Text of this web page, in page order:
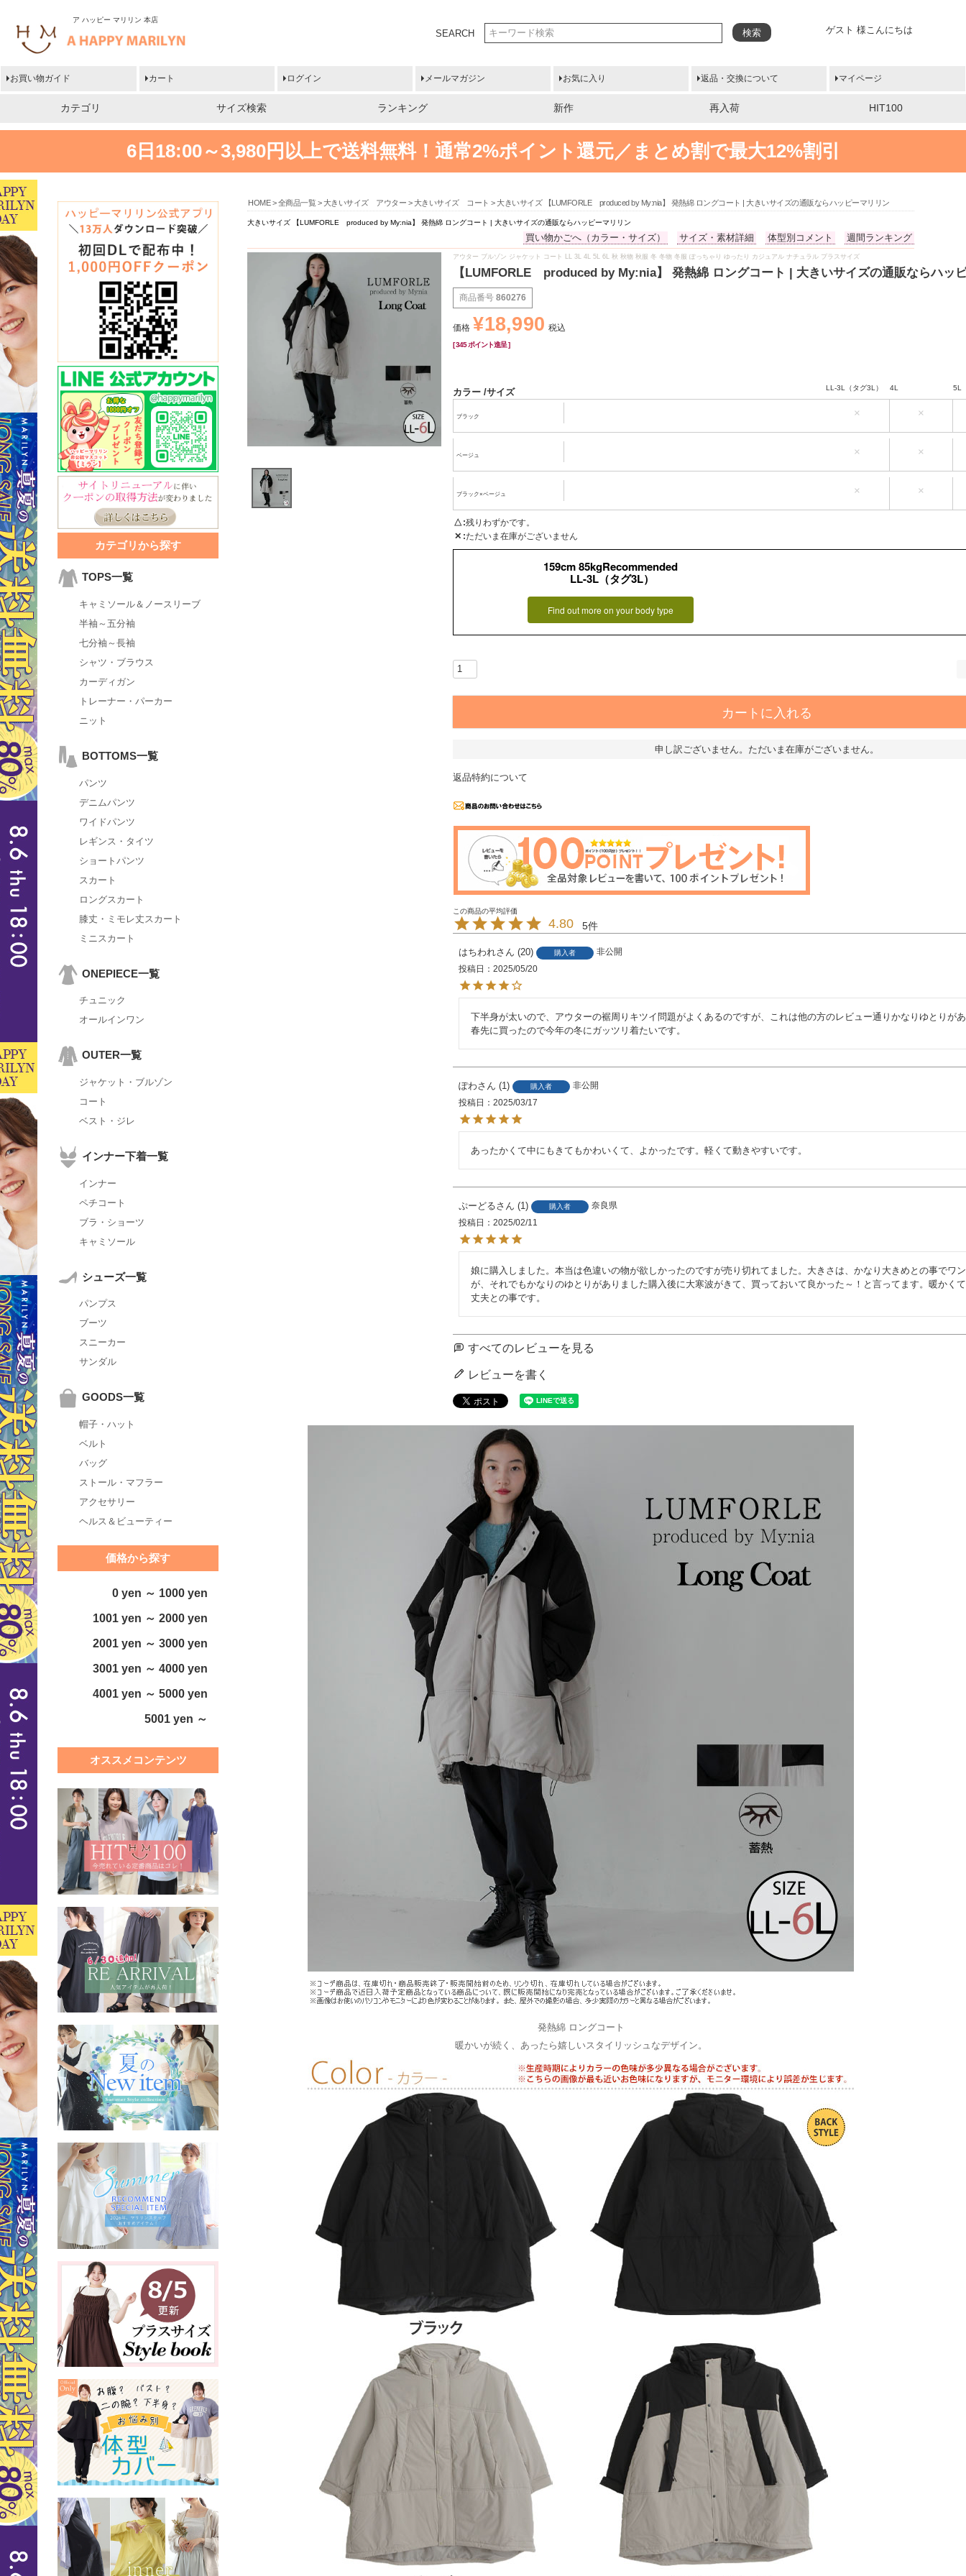
ア ハッピー マリリン 本店
ゲスト 様こんにちは
SEARCH 検索
お買い物ガイド カート ログイン メールマガジン お気に入り 返品・交換について マイページ
カテゴリ サイズ検索 ランキング 新作 再入荷 HIT100
6日18:00～3,980円以上で送料無料！ 通常2%ポイント還元／まとめ割で最大12%割引
カテゴリから探す
TOPS一覧
キャミソール＆ノースリーブ
半袖～五分袖
七分袖～長袖
シャツ・ブラウス
カーディガン
トレーナー・パーカー
ニット
BOTTOMS一覧
パンツ
デニムパンツ
ワイドパンツ
レギンス・タイツ
ショートパンツ
スカート
ロングスカート
膝丈・ミモレ丈スカート
ミニスカート
ONEPIECE一覧
チュニック
オールインワン
OUTER一覧
ジャケット・ブルゾン
コート
ベスト・ジレ
インナー下着一覧
インナー
ペチコート
ブラ・ショーツ
キャミソール
シューズ一覧
パンプス
ブーツ
スニーカー
サンダル
GOODS一覧
帽子・ハット
ベルト
バッグ
ストール・マフラー
アクセサリー
ヘルス＆ビューティー
価格から探す
0 yen ～ 1000 yen
1001 yen ～ 2000 yen
2001 yen ～ 3000 yen
3001 yen ～ 4000 yen
4001 yen ～ 5000 yen
5001 yen ～
オススメコンテンツ
HOME 全商品一覧 大きいサイズ アウター 大きいサイズ コート 大きいサイズ 【LUMFORLE produced by My:nia】 発熱綿 ロングコート | 大きいサイズの通販ならハッピーマリリン
大きいサイズ 【LUMFORLE produced by My:nia】 発熱綿 ロングコート | 大きいサイズの通販ならハッピーマリリン
買い物かごへ（カラー・サイズ） サイズ・素材詳細 体型別コメント 週間ランキング
アウター ブルゾン ジャケット コート LL 3L 4L 5L 6L 秋 秋物 秋服 冬 冬物 冬服 ぽっちゃり ゆったり カジュアル ナチュラル プラスサイズ
【LUMFORLE produced by My:nia】 発熱綿 ロングコート | 大きいサイズの通販ならハッ
商品番号 860276
価格 ¥18,990 税込
[345 ポイント進呈 ]
カラー サイズ
ブラック
LL-3L（タグ3L）
×
4L
×
5L
ベージュ × ×
ブラック×ベージュ × ×
△ 残りわずかです。
✕ ただいま在庫がございません
159cm 85kgRecommended
LL-3L（タグ3L）
Find out more on your body type
カートに入れる
申し訳ございません。ただいま在庫がございません。
返品特約について
4.80 5
はちわれ 20 購入者
非公開
投稿日
2025/05/20
下半身が太いので、アウターの裾周りキツイ問題がよくあるのですが、これは他の方のレビュー通りかなりゆとりが
春先に買ったので今年の冬にガッツリ着たいです。
ぽわ 1 購入者
非公開
投稿日
2025/03/17
あったかくて中にもきてもかわいくて、よかったです。軽くて動きやすいです。
ぷーどる 1 購入者
奈良県
投稿日
2025/02/11
娘に購入しました。本当は色違いの物が欲しかったのですが売り切れてました。大きさは、かなり大きめとの事でワ
が、それでもかなりのゆとりがありました購入後に大寒波がきて、買っておいて良かった～！と言ってます。暖かく
丈夫との事です。
すべてのレビューを見る
レビューを書く
発熱綿 ロングコート
暖かいが続く、あったら嬉しいスタイリッシュなデザイン。